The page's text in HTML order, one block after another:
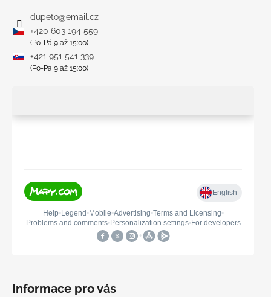
dupeto@email.cz
+420 603 194 559
(Po-Pá 9 až 15:00)
+421 951 541 339
(Po-Pá 9 až 15:00)
Informace pro vás